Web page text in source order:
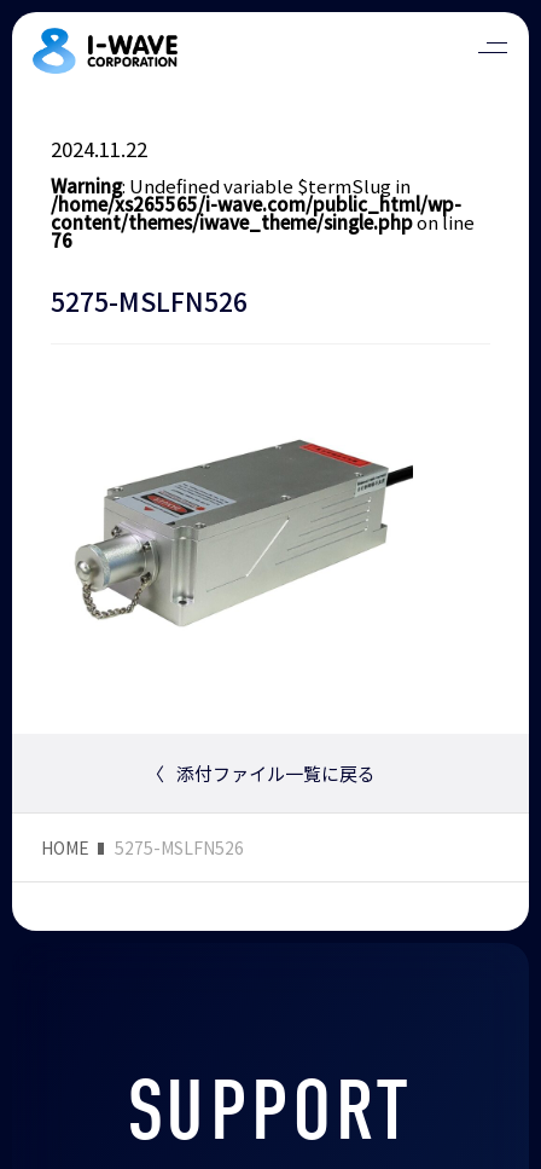
2024.11.22
Warning: Undefined variable $termSlug in
/home/xs265565/i-wave.com/public_html/wp-
content/themes/iwave_theme/single.phpon line
76
5275-MSLFN526
〈 添付ファイル一覧に戻る
HOME 5275-MSLFN526
SUPPORT